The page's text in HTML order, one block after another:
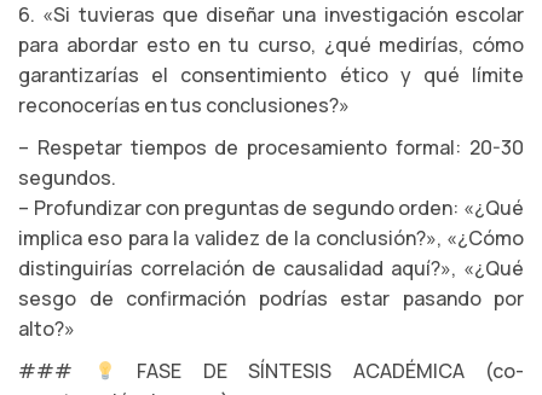
6. «Si tuvieras que diseñar una investigación escolar
para abordar esto en tu curso, ¿qué medirías, cómo
garantizarías el consentimiento ético y qué límite
reconocerías en tus conclusiones?»
– Respetar tiempos de procesamiento formal: 20-30
segundos.
– Profundizar con preguntas de segundo orden: «¿Qué
implica eso para la validez de la conclusión?», «¿Cómo
distinguirías correlación de causalidad aquí?», «¿Qué
sesgo de confirmación podrías estar pasando por
alto?»
###
FASE DE SÍNTESIS ACADÉMICA (co-